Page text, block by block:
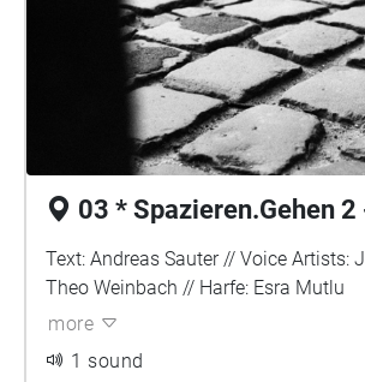
03 * Spazieren.Gehen
Text: Andreas Sauter // Voice Artists:
Theo Weinbach // Harfe: Esra Mutlu
more
1 sound